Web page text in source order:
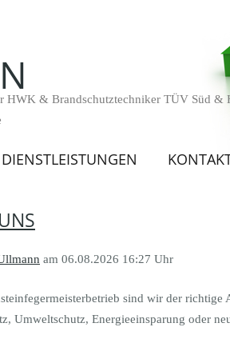
HWK & Brandschutztechniker TÜV Süd &
DIENSTLEISTUNGEN
am 06.08.2026 16:27 Uhr
sind wir der richtige
Umweltschutz, Energieeinsparung oder